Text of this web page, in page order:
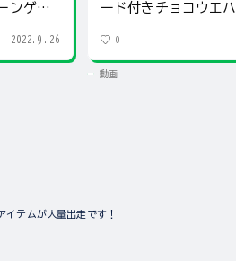
ンゲー
2022.9.26
ード付きチョコウエ
0
動画
イテムが大量出走です！